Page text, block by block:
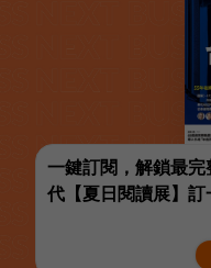
一鍵訂閱，解鎖最
代【夏日閱讀展】